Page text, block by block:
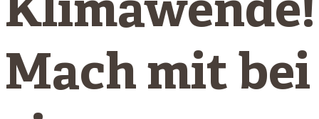
Klimawende!
Mach mit bei